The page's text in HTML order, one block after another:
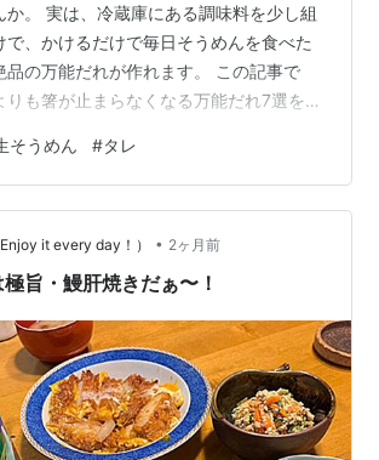
か。 実は、冷蔵庫にある調味料を少し組
で、かけるだけで毎日そうめんを食べた
品の万能だれが作れます。 この記事で
りも箸が止まらなくなる万能だれ7選をは
続けやすい工夫まで詳しく紹介しま
ないと困るやつ」と思えるお気に入りの
、そうめんは季節限定の定番メニューで
食べたくなる一皿へと変わります。 そ
リを解消したい人も、家族が喜ぶ簡単レ
そうめん #タレ
it every day！） • 2ヶ月前
旨・鰻肝焼きだぁ〜！